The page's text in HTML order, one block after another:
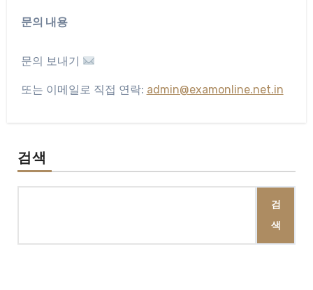
문의 내용
문의 보내기
또는 이메일로 직접 연락: admin@examonline.net.in
검색
검
색